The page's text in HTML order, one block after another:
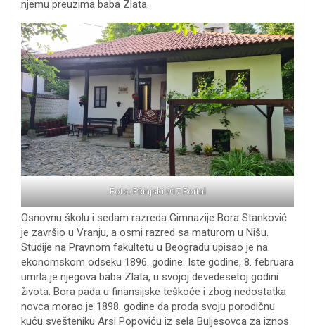
njemu preuzima baba Zlata.
Foto: Pčinjski 017 Portal
Osnovnu školu i sedam razreda Gimnazije Bora Stanković
je završio u Vranju, a osmi razred sa maturom u Nišu.
Studije na Pravnom fakultetu u Beogradu upisao je na
ekonomskom odseku 1896. godine. Iste godine, 8. februara
umrla je njegova baba Zlata, u svojoj devedesetoj godini
života. Bora pada u finansijske teškoće i zbog nedostatka
novca morao je 1898. godine da proda svoju porodičnu
kuću svešteniku Arsi Popoviću iz sela Buljesovca za iznos